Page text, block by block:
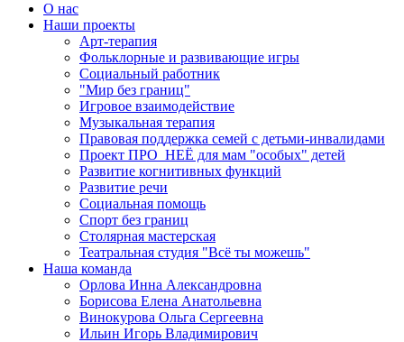
О нас
Наши проекты
Арт-терапия
Фольклорные и развивающие игры
Социальный работник
"Мир без границ"
Игровое взаимодействие
Музыкальная терапия
Правовая поддержка семей с детьми-инвалидами
Проект ПРО_НЕЁ для мам "особых" детей
Развитие когнитивных функций
Развитие речи
Социальная помощь
Спорт без границ
Столярная мастерская
Театральная студия "Всё ты можешь"
Наша команда
Орлова Инна Александровна
Борисова Елена Анатольевна
Винокурова Ольга Сергеевна
Ильин Игорь Владимирович